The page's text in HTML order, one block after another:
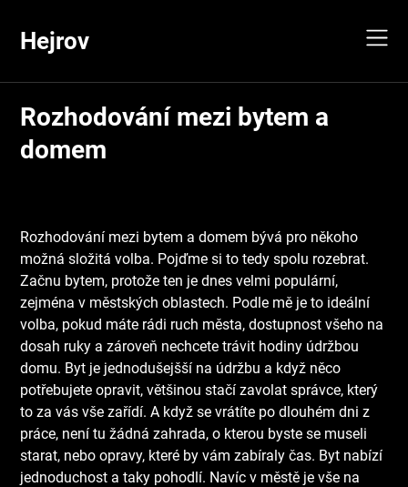
content
Hejrov
Rozhodování mezi bytem a
domem
Rozhodování mezi bytem a domem bývá pro někoho
možná složitá volba. Pojďme si to tedy spolu rozebrat.
Začnu bytem, protože ten je dnes velmi populární,
zejména v městských oblastech. Podle mě je to ideální
volba, pokud máte rádi ruch města, dostupnost všeho na
dosah ruky a zároveň nechcete trávit hodiny údržbou
domu. Byt je jednodušejšší na údržbu a když něco
potřebujete opravit, většinou stačí zavolat správce, který
to za vás vše zařídí. A když se vrátíte po dlouhém dni z
práce, není tu žádná zahrada, o kterou byste se museli
starat, nebo opravy, které by vám zabíraly čas. Byt nabízí
jednoduchost a taky pohodlí. Navíc v městě je vše na